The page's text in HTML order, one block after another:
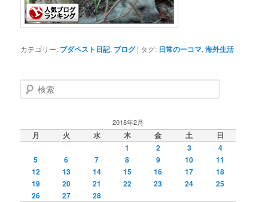
カテゴリー: ブダペスト日記, ブログ | タグ: 日常の一コマ,海外生活
検
索
2018年2月
月 火 水 木 金 土 日
1 2 3
4
5
6 7 8 9 10
11
12
13 14 15 16 17
18
19
20 21 22 23 24
25
26
27 28